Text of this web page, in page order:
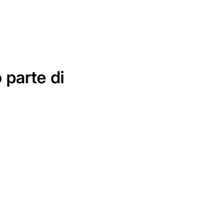
parte di